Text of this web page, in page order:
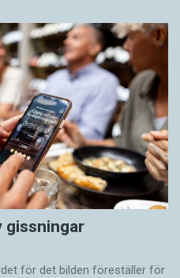
gissningar
för det bilden föreställer för